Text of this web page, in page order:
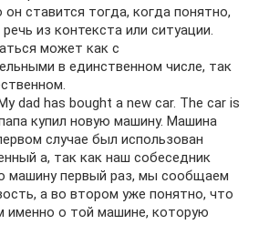
ставится тогда, когда понятно,
из контекста или ситуации.
может как с
в единственном числе, так
dad has bought a new car. The car is
купил новую машину. Машина
случае был использован
a, так как наш собеседник
машину первый раз, мы сообщаем
а во втором уже понятно, что
именно о той машине, которую